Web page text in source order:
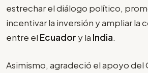
estrechar el diálogo político,
incentivar la inversión y ampliar la
entre el Ecuador y la India.
Asimismo, agradeció el apoyo del